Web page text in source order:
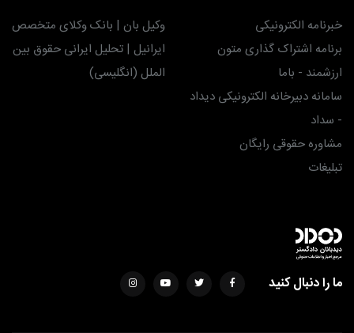
خبرنامه الکترونیکی
برنامه اشتراک گذاری متون
ارزشمند - باما
سامانه دبیرخانه الکترونیکی دیداد
- سداد
مشاوره حقوقی رایگان
تبلیغات
وکیل بان | بانک وکلای متخصص
ایرانیل | تحلیل ایرانی حقوق بین
الملل (انگلیسی)
ما را دنبال کنید